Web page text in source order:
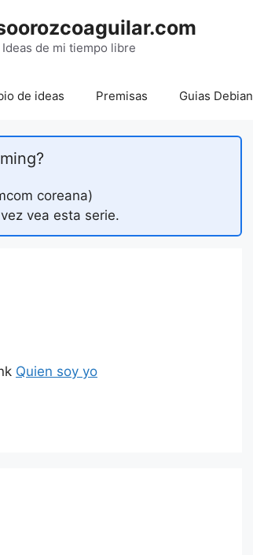
Ideas de mi tiempo libre
de ideas Premisas Guias Debian
coreana)
vea esta serie.
Quien soy yo